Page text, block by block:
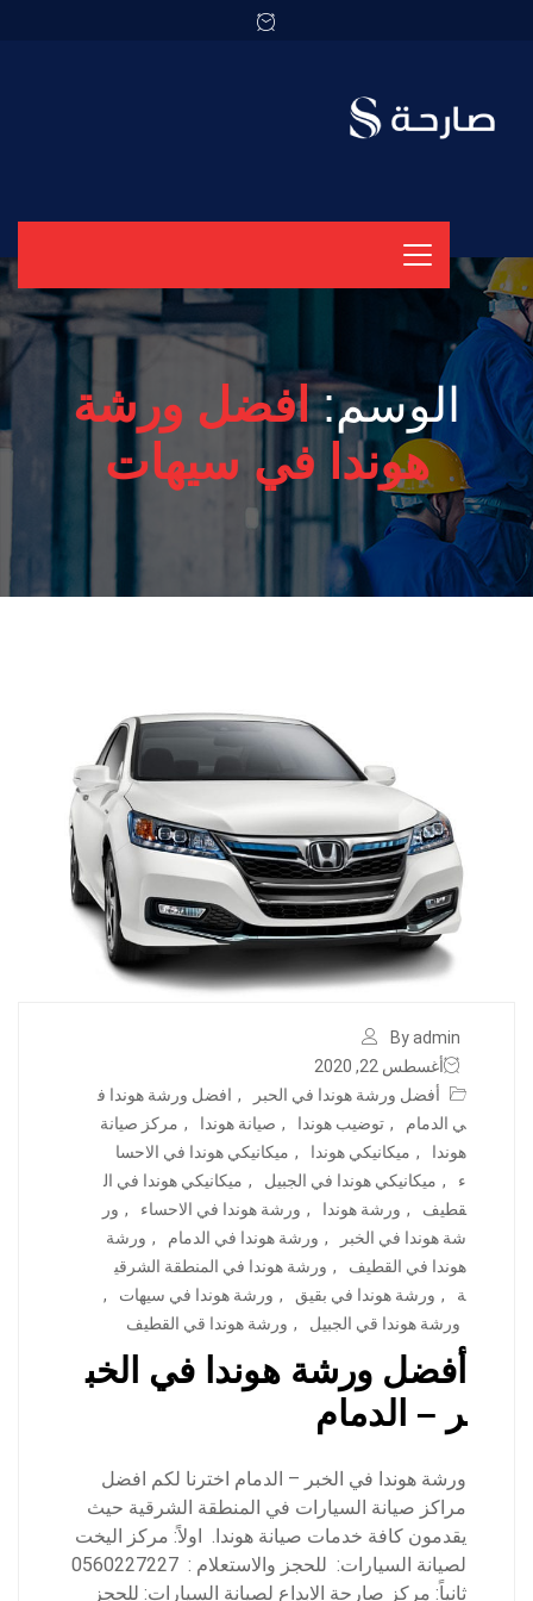
الوسم:افضل ورشة
هوندا في سيهات
By admin
أغسطس 22, 2020
أفضل ورشة هوندا في الحبر
, افضل ورشة هوندا ف
ي الدمام
, توضيب هوندا , صيانة هوندا , مركز صيانة
هوندا
, ميكانيكي هوندا , ميكانيكي هوندا في الاحسا
ء
, ميكانيكي هوندا في الجبيل , ميكانيكي هوندا في ال
قطيف
, ورشة هوندا , ورشة هوندا في الاحساء , ور
شة هوندا في الخبر
, ورشة هوندا في الدمام , ورشة
هوندا في القطيف
, ورشة هوندا في المنطقة الشرقي
ة
, ورشة هوندا في بقيق , ورشة هوندا في سيهات
,
ورشة هوندا قي الجبيل
, ورشة هوندا قي القطيف
أفضل ورشة هوندا في الخب
ر – الدمام
ورشة هوندا في الخبر – الدمام اخترنا لكم افضل
مراكز صيانة السيارات في المنطقة الشرقية حيث
يقدمون كافة خدمات صيانة هوندا. اولاً: مركز اليخت
لصيانة السيارات: للحجز والاستعلام : 0560227227
ثانياً: مركز صارحة الابداع لصيانة السيارات: للحجز